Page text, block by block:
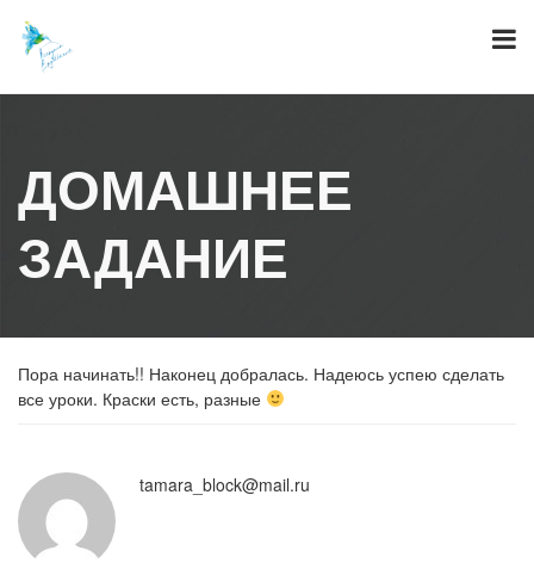
content
ДОМАШНЕЕ
ЗАДАНИЕ
Пора начинать!! Наконец добралась. Надеюсь успею сделать
все уроки. Краски есть, разные
tamara_block@mail.ru